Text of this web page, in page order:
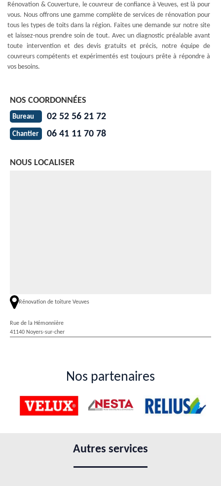
Rénovation & Couverture, le couvreur de confiance à Veuves, est là pour
vous. Nous offrons une gamme complète de services de rénovation pour
tous les types de toits dans la région. Faites une demande sur notre site
et laissez-nous prendre soin de tout. Avec un diagnostic préalable avant
toute intervention et des devis gratuits et précis, notre équipe de
couvreurs compétents et expérimentés est toujours prête à répondre à
vos besoins.
NOS COORDONNÉES
Bureau 02 52 56 21 72
Chantier 06 41 11 70 78
NOUS LOCALISER
Rénovation de toiture Veuves
Rue de la Hémonnière
41140 Noyers-sur-cher
Nos partenaires
Autres services